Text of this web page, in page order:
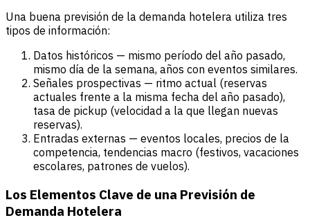
Una buena previsión de la demanda hotelera utiliza tres
tipos de información:
Datos históricos — mismo período del año pasado,
mismo día de la semana, años con eventos similares.
Señales prospectivas — ritmo actual (reservas
actuales frente a la misma fecha del año pasado),
tasa de pickup (velocidad a la que llegan nuevas
reservas).
Entradas externas — eventos locales, precios de la
competencia, tendencias macro (festivos, vacaciones
escolares, patrones de vuelos).
Los Elementos Clave de una Previsión de
Demanda Hotelera